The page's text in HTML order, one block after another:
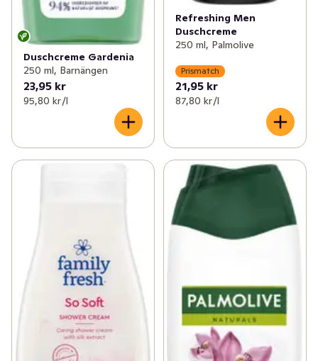
Duschcreme Gardenia
250 ml, Barnängen
23,95 kr
95,80 kr /l
Refreshing Men
Duschcreme
250 ml, Palmolive
Prismatch
21,95 kr
87,80 kr /l